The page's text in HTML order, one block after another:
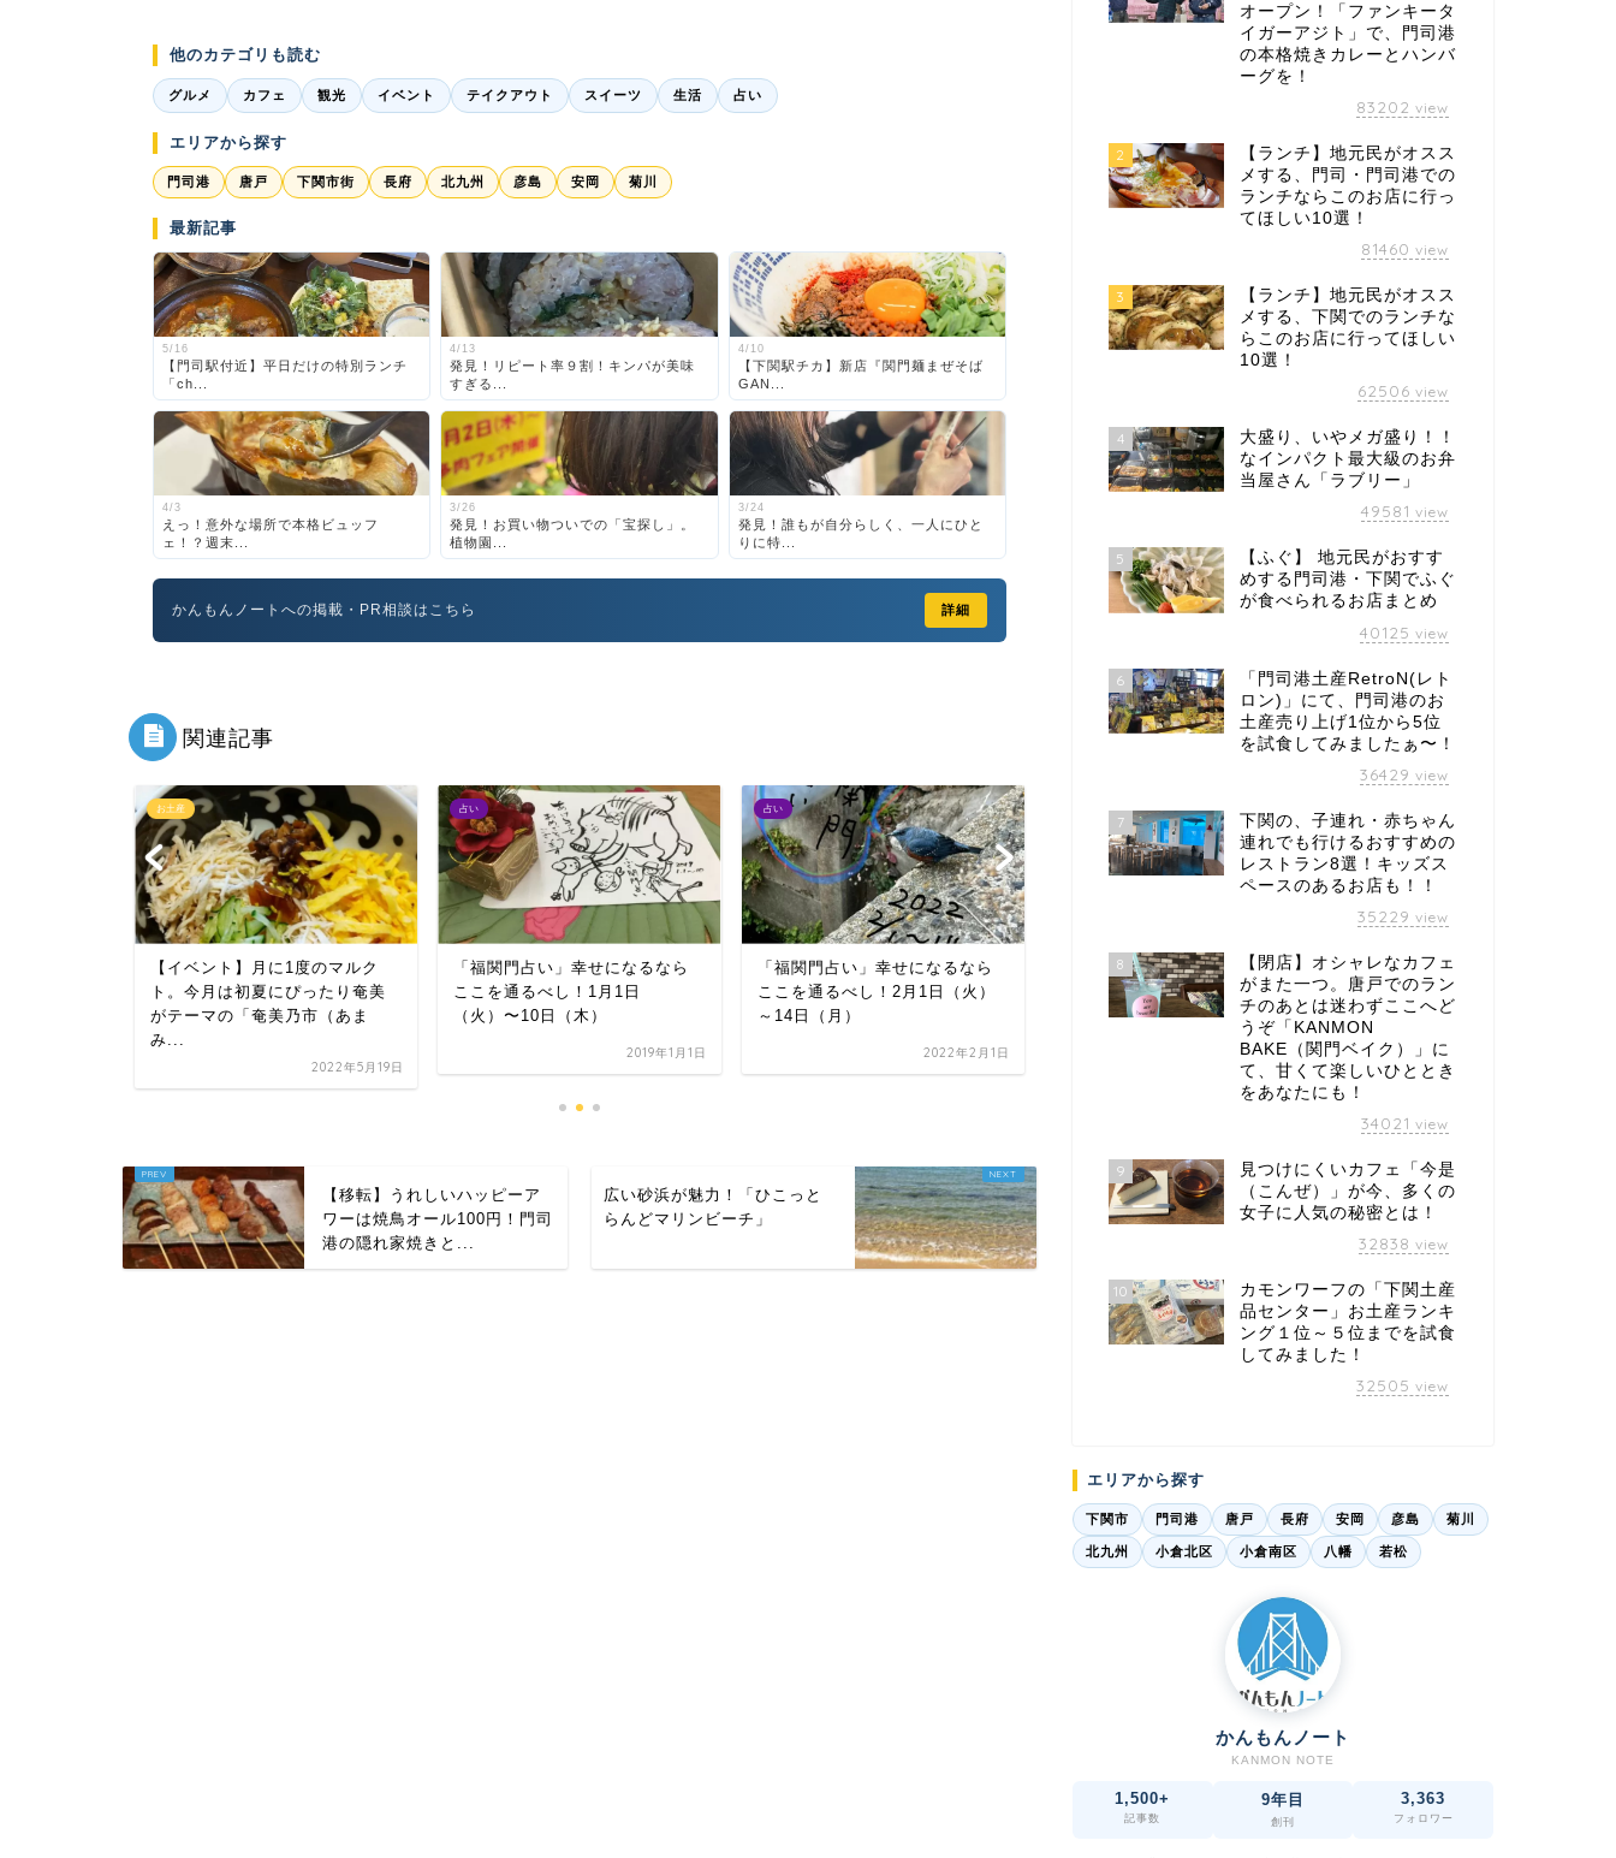
他のカテゴリも読む
グルメ カフェ 観光 イベント テイクアウト スイーツ 生活 占い
エリアから探す
門司港 唐戸 下関市街 長府 北九州 彦島 安岡 菊川
最新記事
5/16
【門司駅付近】平日だけの特別ランチ
「ch...
4/13
発見！リピート率９割！キンパが美味
すぎる...
4/10
【下関駅チカ】新店『関門麺まぜそば
GAN...
4/3
えっ！意外な場所で本格ビュッフ
ェ！？週末...
3/26
発見！お買い物ついでの「宝探し」。
植物園...
3/24
発見！誰もが自分らしく、一人にひと
りに特...
かんもんノートへの掲載・PR相談はこちら 詳細
関連記事
お土産
【イベント】月に1度のマルク
ト。今月は初夏にぴったり奄美
がテーマの「奄美乃市（あま
み...
2022年5月19日
占い
「福関門占い」幸せになるなら
ここを通るべし！1月1日
（火）〜10日（木）
2019年1月1日
占い
「福関門占い」幸せになるなら
ここを通るべし！2月1日（火）
～14日（月）
2022年2月1日
【イベント】月に1度のマルク
ト。今月は初夏にぴったり奄美
がテーマの「奄美乃市（あま
2022年5月19日
「福関門占い」幸せになるなら
ここを通るべし！1月1日
（火）〜10日（木）
【移転】うれしいハッピーア
ワーは焼鳥オール100円！門司
港の隠れ家焼きと...
広い砂浜が魅力！「ひこっと
らんどマリンビーチ」
オープン！「ファンキータ
イガーアジト」で、門司港
の本格焼きカレーとハンバ
ーグを！
83202 view
2
【ランチ】地元民がオスス
メする、門司・門司港での
ランチならこのお店に行っ
てほしい10選！
81460 view
3
【ランチ】地元民がオスス
メする、下関でのランチな
らこのお店に行ってほしい
10選！
62506 view
4
大盛り、いやメガ盛り！！
なインパクト最大級のお弁
当屋さん「ラブリー」
49581 view
5
【ふぐ】 地元民がおすす
めする門司港・下関でふぐ
が食べられるお店まとめ
40125 view
6
「門司港土産RetroN(レト
ロン)」にて、門司港のお
土産売り上げ1位から5位
を試食してみましたぁ〜！
36429 view
7
下関の、子連れ・赤ちゃん
連れでも行けるおすすめの
レストラン8選！キッズス
ペースのあるお店も！！
35229 view
8
【閉店】オシャレなカフェ
がまた一つ。唐戸でのラン
チのあとは迷わずここへど
うぞ「KANMON
BAKE（関門ベイク）」に
て、甘くて楽しいひととき
をあなたにも！
34021 view
9
見つけにくいカフェ「今是
（こんぜ）」が今、多くの
女子に人気の秘密とは！
32838 view
10
カモンワーフの「下関土産
品センター」お土産ランキ
ング１位～５位までを試食
してみました！
32505 view
エリアから探す
下関市 門司港 唐戸 長府 安岡 彦島 菊川
北九州 小倉北区 小倉南区 八幡 若松
かんもんノート
KANMON NOTE
1,500+
記事数
9年目
創刊
3,363
フォロワー